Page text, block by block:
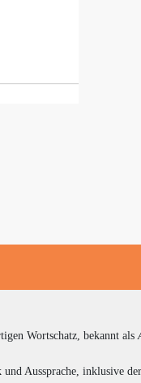
Wortschatz, bekannt als
Aussprache, inklusive